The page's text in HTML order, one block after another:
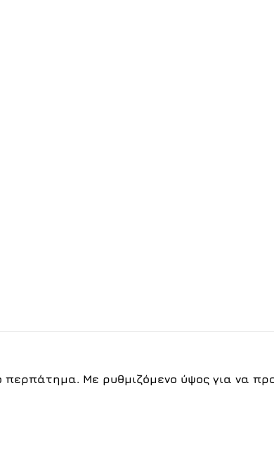
Με ρυθμιζόμενο ύψος για να